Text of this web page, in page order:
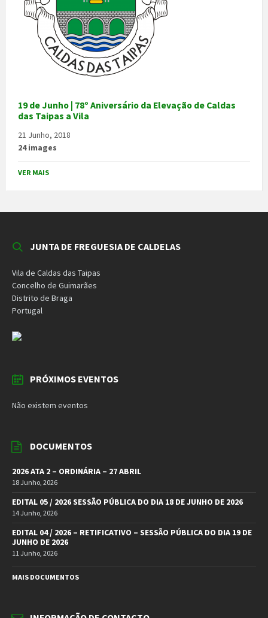
19 de Junho | 78º Aniversário da Elevação de Caldas
das Taipas a Vila
21 Junho, 2018
24 images
VER MAIS
JUNTA DE FREGUESIA DE CALDELAS
Vila de Caldas das Taipas
Concelho de Guimarães
Distrito de Braga
Portugal
PRÓXIMOS EVENTOS
Não existem eventos
DOCUMENTOS
2026 ATA 2 – ORDINÁRIA – 27 ABRIL
18 Junho, 2026
EDITAL 05 / 2026 SESSÃO PÚBLICA DO DIA 18 DE JUNHO DE 2026
14 Junho, 2026
EDITAL 04 / 2026 – RETIFICATIVO – SESSÃO PÚBLICA DO DIA 19 DE
JUNHO DE 2026
11 Junho, 2026
MAIS DOCUMENTOS